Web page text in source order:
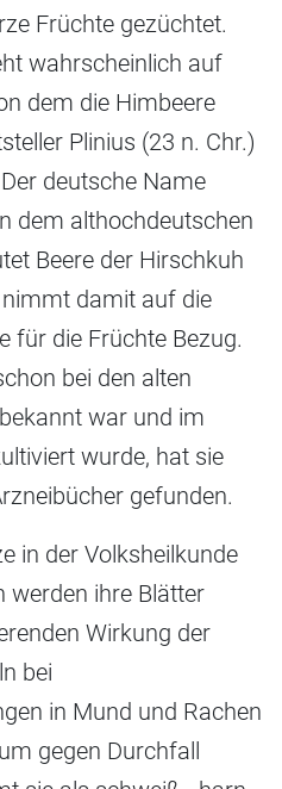
Früchte gezüchtet.
wahrscheinlich auf
dem die Himbeere
Plinius (23 n. Chr.)
deutsche Name
dem althochdeutschen
Beere der Hirschkuh
damit auf die
für die Früchte Bezug.
bei den alten
war und im
wurde, hat sie
gefunden.
in der Volksheilkunde
werden ihre Blätter
Wirkung der
bei
in Mund und Rachen
gegen Durchfall